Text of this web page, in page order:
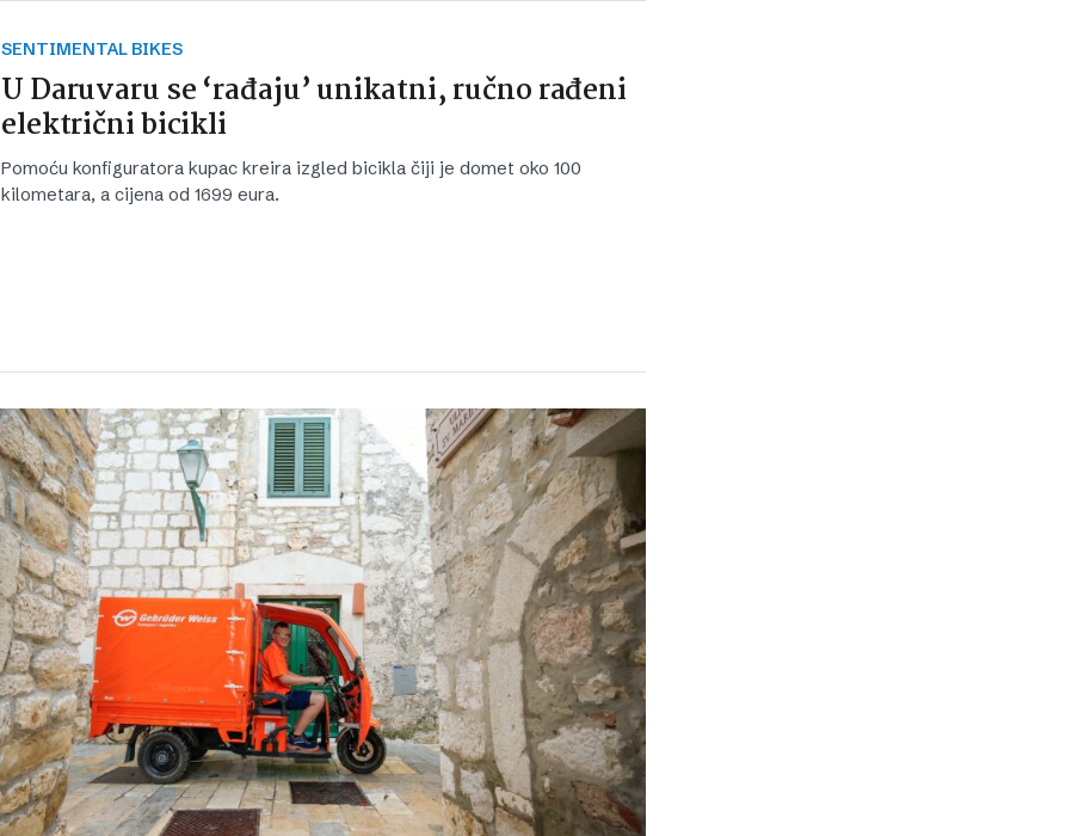
SENTIMENTAL BIKES
U Daruvaru se ‘rađaju’ unikatni, ručno rađeni
električni bicikli
Pomoću konfiguratora kupac kreira izgled bicikla čiji je domet oko 100
kilometara, a cijena od 1699 eura.